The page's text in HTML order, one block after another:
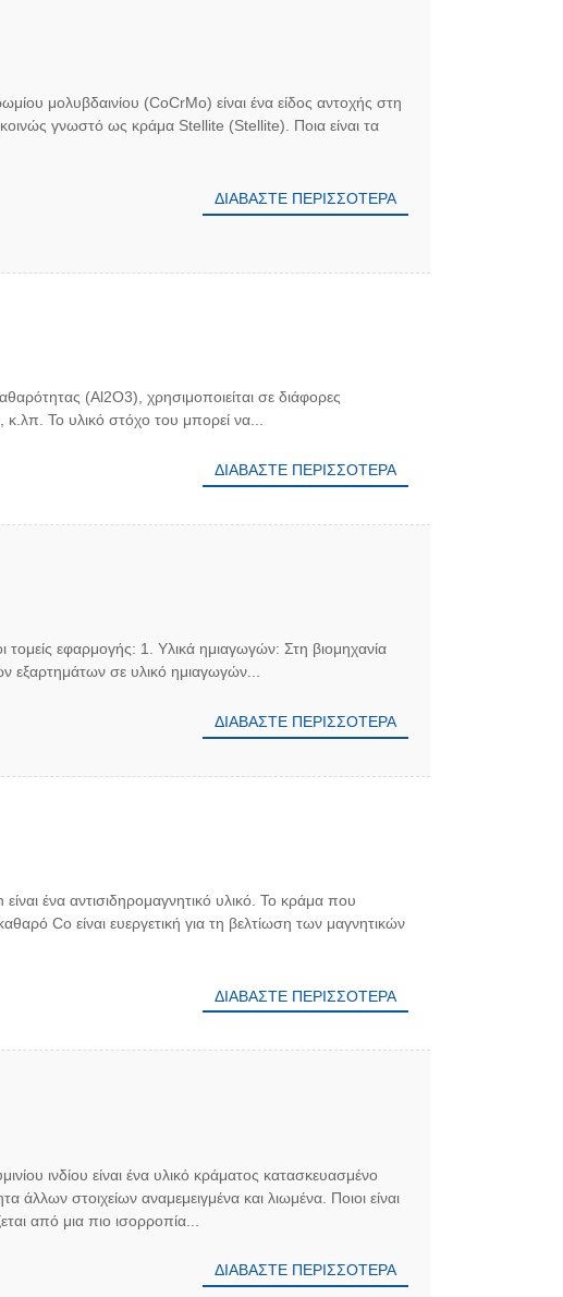
μολυβδαινίου (CoCrMo) είναι ένα είδος αντοχής στη
γνωστό ως κράμα Stellite (Stellite). Ποια είναι τα
ΔΙΑΒΆΣΤΕ ΠΕΡΙΣΣΌΤΕΡΑ
(Al2O3), χρησιμοποιείται σε διάφορες
Το υλικό στόχο του μπορεί να...
ΔΙΑΒΆΣΤΕ ΠΕΡΙΣΣΌΤΕΡΑ
τομείς εφαρμογής: 1. Υλικά ημιαγωγών: Στη βιομηχανία
εξαρτημάτων σε υλικό ημιαγωγών...
ΔΙΑΒΆΣΤΕ ΠΕΡΙΣΣΌΤΕΡΑ
ένα αντισιδηρομαγνητικό υλικό. Το κράμα που
Co είναι ευεργετική για τη βελτίωση των μαγνητικών
ΔΙΑΒΆΣΤΕ ΠΕΡΙΣΣΌΤΕΡΑ
ινδίου είναι ένα υλικό κράματος κατασκευασμένο
άλλων στοιχείων αναμεμειγμένα και λιωμένα. Ποιοι είναι
από μια πιο ισορροπία...
ΔΙΑΒΆΣΤΕ ΠΕΡΙΣΣΌΤΕΡΑ